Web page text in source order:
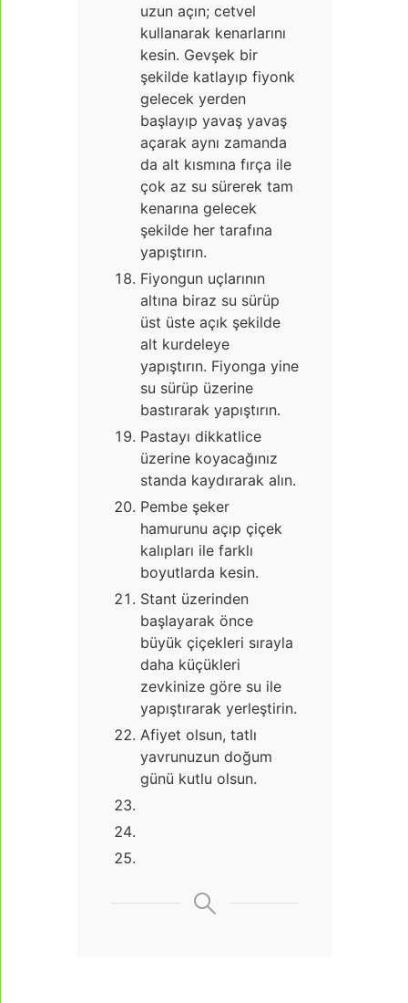
uzun açın; cetvel
kullanarak kenarlarını
kesin. Gevşek bir
şekilde katlayıp fiyonk
gelecek yerden
başlayıp yavaş yavaş
açarak aynı zamanda
da alt kısmına fırça ile
çok az su sürerek tam
kenarına gelecek
şekilde her tarafına
yapıştırın.
Fiyongun uçlarının
altına biraz su sürüp
üst üste açık şekilde
alt kurdeleye
yapıştırın. Fiyonga yine
su sürüp üzerine
bastırarak yapıştırın.
Pastayı dikkatlice
üzerine koyacağınız
standa kaydırarak alın.
Pembe şeker
hamurunu açıp çiçek
kalıpları ile farklı
boyutlarda kesin.
Stant üzerinden
başlayarak önce
büyük çiçekleri sırayla
daha küçükleri
zevkinize göre su ile
yapıştırarak yerleştirin.
Afiyet olsun, tatlı
yavrunuzun doğum
günü kutlu olsun.